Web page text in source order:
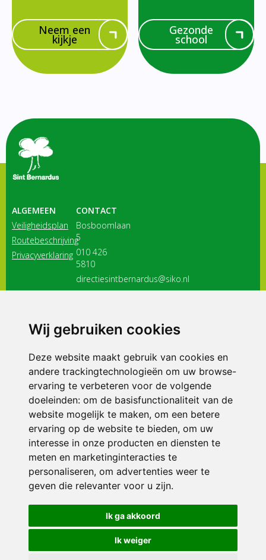
Wij gebruiken cookies
Deze website maakt gebruik van cookies en
andere trackingtechnologieën om uw browse-
ervaring te verbeteren voor de volgende
doeleinden: om de basisfunctionaliteit van de
website mogelijk te maken, om een betere
ervaring op de website te bieden, om uw
interesse in onze producten en diensten te
meten en marketinginteracties te
personaliseren, om advertenties weer te
geven die relevanter voor u zijn.
Ik ga akkoord
Ik weiger
Neem een
kijkje
Gezonde
school
ALGEMEEN
Veiligheidsplan
Routebeschrijving
Privacyverklaring
CONTACT
Bosboomlaan
5
010 426
5810
directiesintbernardus@siko.nl
3116 JB
ONDERDEEL VAN
© 2026 Sint Bernardus | Alle rechten voorbehouden
Privacy policy|Disclaimer| Klachtenregeling|RSIN en Anbi
voorkeuren
Crealisatie The MindOffice